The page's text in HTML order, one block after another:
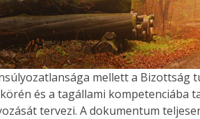
mellett a Bizottság
és a tagállami kompetenciába
tervezi. A dokumentum